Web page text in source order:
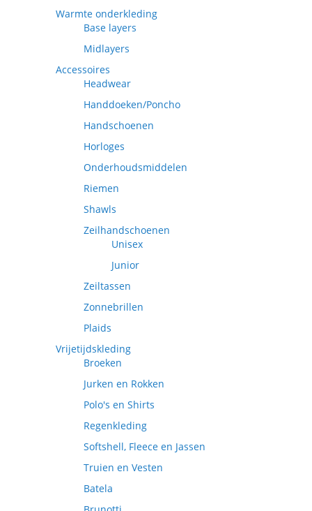
Warmte onderkleding
Base layers
Midlayers
Accessoires
Headwear
Handdoeken/Poncho
Handschoenen
Horloges
Onderhoudsmiddelen
Riemen
Shawls
Zeilhandschoenen
Unisex
Junior
Zeiltassen
Zonnebrillen
Plaids
Vrijetijdskleding
Broeken
Jurken en Rokken
Polo's en Shirts
Regenkleding
Softshell, Fleece en Jassen
Truien en Vesten
Batela